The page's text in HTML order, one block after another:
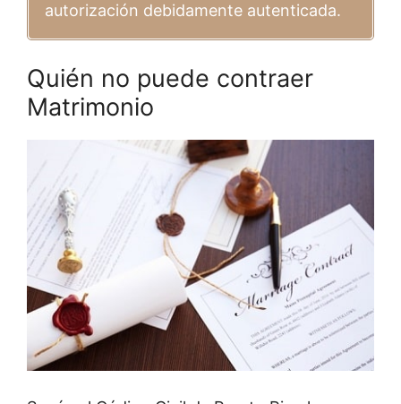
autorización debidamente autenticada.
Quién no puede contraer
Matrimonio